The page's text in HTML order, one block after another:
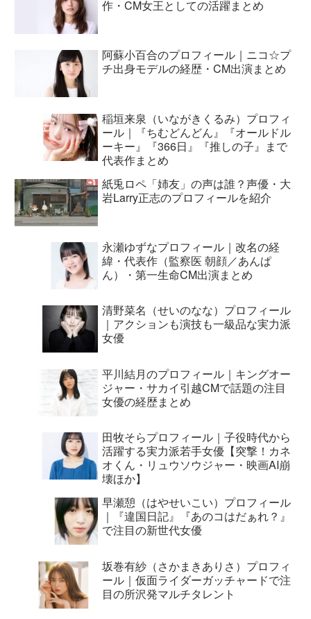
作・CM女王としての活躍まとめ
阿蘇小百合のプロフィール｜ニコ☆プ
チ出身モデルの経歴・CM出演まとめ
稲垣来泉（いながきくるみ）プロフィ
ール｜『ちむどんどん』『オールドル
ーキー』『366日』『推しの子』まで
代表作まとめ
紙兎ロペ「姉友」の声は誰？声優・大
岩Larry正志のプロフィールを紹介
永瀬ゆずなプロフィール｜改名の経
緯・代表作（監察医 朝顔／あんぱ
ん）・第一生命CM出演まとめ
清野菜名（せいのなな）プロフィール
｜アクションも演技も一級品な実力派
女優
平川結月のプロフィール｜キングオー
ジャー・サカイ引越CMで話題の注目
女優の経歴まとめ
田牧そらプロフィール｜子役時代から
活躍する実力派若手女優【突撃！カネ
オくん・リュウソウジャー・映画AI崩
壊ほか】
早瀬憩（はやせいこい）プロフィール
｜『違国日記』『あのコはだぁれ？』
で注目の新世代女優
坂巻有紗（さかまきありさ）プロフィ
ール｜仮面ライダーガッチャードで注
目の所沢発マルチタレント